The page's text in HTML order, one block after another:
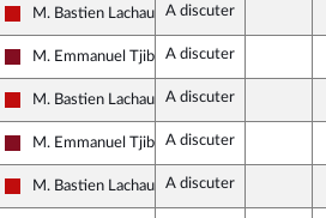
La France insoumise - Nouveau Front
M. Bastien Lachaud A discuter
Gauche Démocrate et Républicaine
M. Emmanuel TjibaouA discuter
La France insoumise - Nouveau Front
M. Bastien Lachaud A discuter
Gauche Démocrate et Républicaine
M. Emmanuel TjibaouA discuter
La France insoumise - Nouveau Front
M. Bastien Lachaud A discuter